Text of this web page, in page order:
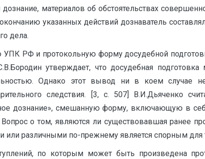
материалов об обстоятельствах
указанных действий дознаватель
дела.
РФ и протокольную форму досудебной
утверждает, что досудебная подготовка
Однако этот вывод ни в коем случае
следствия. [3, с. 507] В.И.Дьяченко
дознание», смешанную форму, включающую в
о том, являются ли существовавшая ранее
различными по-прежнему является спорным для
по которым может быть произведена